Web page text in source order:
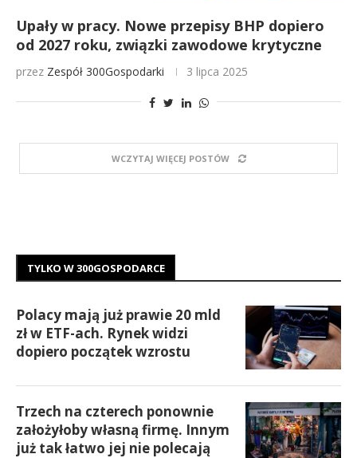
Upały w pracy. Nowe przepisy BHP dopiero
od 2027 roku, związki zawodowe krytyczne
przez Zespół 300Gospodarki 3 lipca 2025
WCZYTAJ WIĘCEJ POSTÓW
TYLKO W 300GOSPODARCE
Polacy mają już prawie 20 mld
zł w ETF-ach. Rynek widzi
dopiero początek wzrostu
Trzech na czterech ponownie
założyłoby własną firmę. Innym
już tak łatwo jej nie polecają